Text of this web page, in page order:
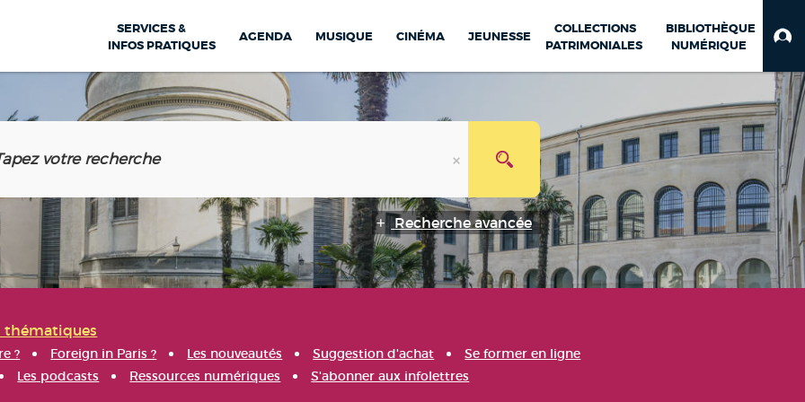
SERVICES &
INFOS PRATIQUES
AGENDA MUSIQUE CINÉMA JEUNESSE
COLLECTIONS
PATRIMONIALES
BIBLIOTHÈQUE
NUMÉRIQUE
Recherche avancée
thématiques
? Foreign in Paris ? Les nouveautés Suggestion d'achat
Se former en ligne
Les podcasts Ressources numériques S'abonner aux infolettres